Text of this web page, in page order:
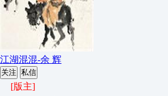
江湖混混-余 辉
关注 私信
[版主]